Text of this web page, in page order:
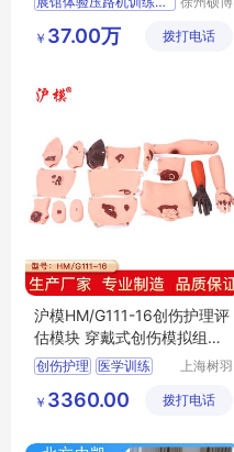
训练模拟器
有限公司
￥ 37.00万 拨打电话
沪模HM/G111-16创伤护理评
估模块 穿戴式创伤模拟组件
护理教学模具
创伤护理 医学训练
上海树羽
设备有限
￥ 3360.00 拨打电话